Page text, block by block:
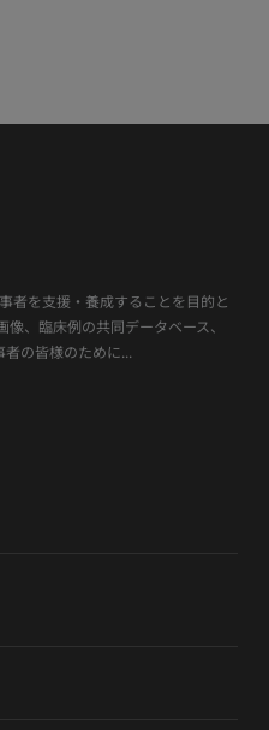
者を支援・養成することを目的と
、臨床例の共同データベース、
の皆様のために...